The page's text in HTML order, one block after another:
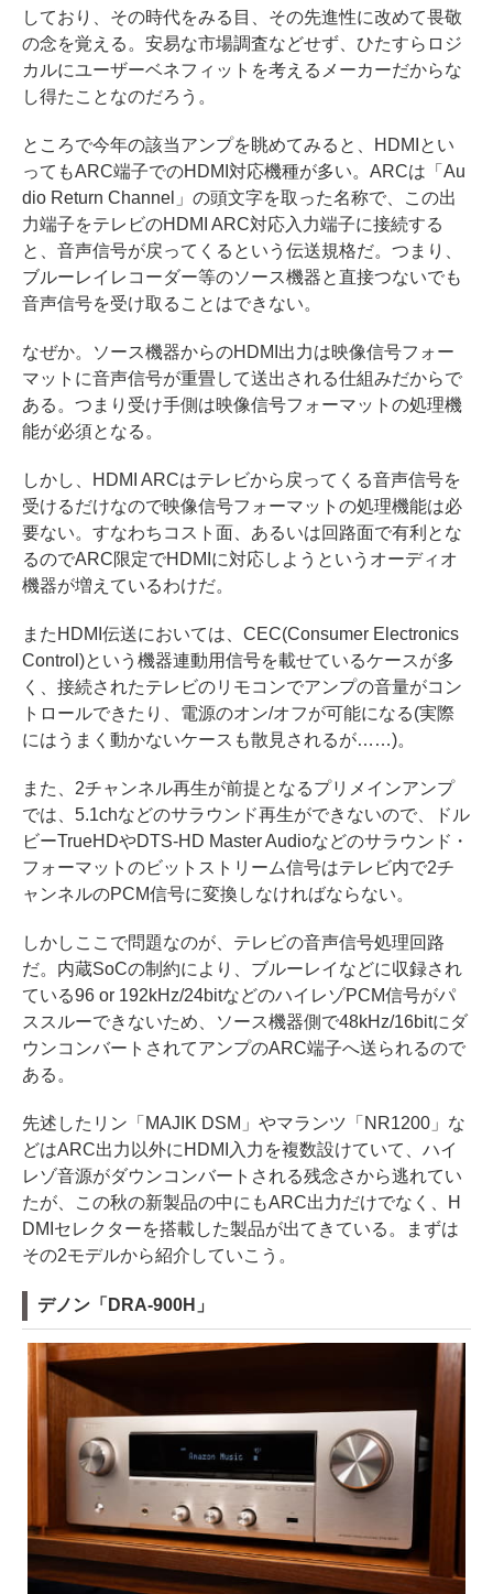
しており、その時代をみる目、その先進性に改めて畏敬
の念を覚える。安易な市場調査などせず、ひたすらロジ
カルにユーザーベネフィットを考えるメーカーだからな
し得たことなのだろう。
ところで今年の該当アンプを眺めてみると、HDMIとい
ってもARC端子でのHDMI対応機種が多い。ARCは「Au
dio Return Channel」の頭文字を取った名称で、この出
力端子をテレビのHDMI ARC対応入力端子に接続する
と、音声信号が戻ってくるという伝送規格だ。つまり、
ブルーレイレコーダー等のソース機器と直接つないでも
音声信号を受け取ることはできない。
なぜか。ソース機器からのHDMI出力は映像信号フォー
マットに音声信号が重畳して送出される仕組みだからで
ある。つまり受け手側は映像信号フォーマットの処理機
能が必須となる。
しかし、HDMI ARCはテレビから戻ってくる音声信号を
受けるだけなので映像信号フォーマットの処理機能は必
要ない。すなわちコスト面、あるいは回路面で有利とな
るのでARC限定でHDMIに対応しようというオーディオ
機器が増えているわけだ。
またHDMI伝送においては、CEC(Consumer Electronics
Control)という機器連動用信号を載せているケースが多
く、接続されたテレビのリモコンでアンプの音量がコン
トロールできたり、電源のオン/オフが可能になる(実際
にはうまく動かないケースも散見されるが……)。
また、2チャンネル再生が前提となるプリメインアンプ
では、5.1chなどのサラウンド再生ができないので、ドル
ビーTrueHDやDTS-HD Master Audioなどのサラウンド・
フォーマットのビットストリーム信号はテレビ内で2チ
ャンネルのPCM信号に変換しなければならない。
しかしここで問題なのが、テレビの音声信号処理回路
だ。内蔵SoCの制約により、ブルーレイなどに収録され
ている96 or 192kHz/24bitなどのハイレゾPCM信号がパ
ススルーできないため、ソース機器側で48kHz/16bitにダ
ウンコンバートされてアンプのARC端子へ送られるので
ある。
先述したリン「MAJIK DSM」やマランツ「NR1200」な
どはARC出力以外にHDMI入力を複数設けていて、ハイ
レゾ音源がダウンコンバートされる残念さから逃れてい
たが、この秋の新製品の中にもARC出力だけでなく、H
DMIセレクターを搭載した製品が出てきている。まずは
その2モデルから紹介していこう。
デノン「DRA-900H」